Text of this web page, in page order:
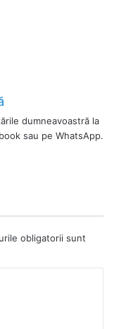
dumneavoastră la
sau pe WhatsApp.
obligatorii sunt